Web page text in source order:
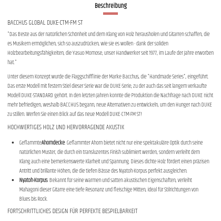
Beschreibung
BACCHUS GLOBAL DUKE-CTM-FM ST
"Das Beste aus der natürlichen Schönheit und dem Klang von Holz herausholen und Gitarren schaffen, die
es Musikern ermöglichen, sich so auszudrücken, wie sie es wollen - dank der soliden
Holzbearbeitungsfähigkeiten, die Yasuo Momose, unser Handwerker seit 1977, im Laufe der Jahre erworben
hat."
Unter diesem Konzept wurde die Flaggschifflinie der Marke Bacchus, die "Handmade Series", eingeführt.
Das erste Modell mit festem Stiel dieser Serie war die DUKE-Serie, zu der auch das seit langem verkaufte
Modell DUKE-STANDARD gehört. In den letzten Jahren konnte die Produktion die Nachfrage nach DUKE nicht
mehr befriedigen, weshalb BACCHUS begann, neue Alternativen zu entwickeln, um den Hunger nach DUKE
zu stillen. Werfen Sie einen Blick auf das neue Modell DUKE-CTM-FM ST!
HOCHWERTIGES HOLZ UND HERVORRAGENDE AKUSTIK
GeflammteAhorndecke: Geflammter Ahorn bietet nicht nur eine spektakuläre Optik durch seine
natürlichen Muster, die durch ein transluzentes Finish sublimiert werden, sondern verleiht dem
Klang auch eine bemerkenswerte Klarheit und Spannung. Dieses dichte Holz fördert einen präzisen
Antritt und brillante Höhen, die die tiefen Bässe des Nyatoh-Korpus perfekt ausgleichen.
Nyatoh-Korpus: Bekannt für seine warmen und satten akustischen Eigenschaften, verleiht
Mahagoni dieser Gitarre eine tiefe Resonanz und fleischige Mitten, ideal für Stilrichtungen von
Blues bis Rock.
FORTSCHRITTLICHES DESIGN FÜR PERFEKTE BESPIELBARKEIT